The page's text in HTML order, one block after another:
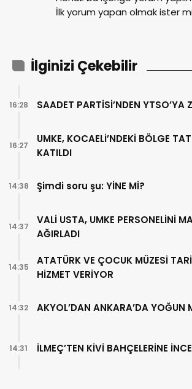
İlk yorum yapan olmak ister
İlginizi Çekebilir
SAADET PARTİSİ’NDEN YTSO’YA
16:28
UMKE, KOCAELİ’NDEKİ BÖLGE
KATILDI
16:27
Şimdi soru şu: YİNE Mİ?
14:38
VALİ USTA, UMKE PERSONELİNİ
AĞIRLADI
14:37
ATATÜRK VE ÇOCUK MÜZESİ
HİZMET VERİYOR
14:35
AKYOL’DAN ANKARA’DA YOĞUN
14:32
İLMEÇ’TEN KİVİ BAHÇELERİNE
14:31